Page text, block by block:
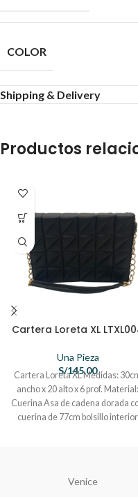
COLOR
Shipping & Delivery
Productos
Cartera Loreta XL
Una Pieza
S/145.00
Cartera Loreta XL Medidas:
ancho x 20 alto x 6 prof. Material:
Cuerina Asa de cadena dorada
cuerina de 77cm bolsillo interior
Venice